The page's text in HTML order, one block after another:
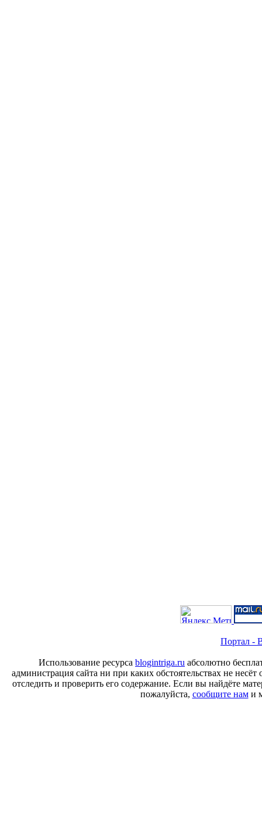
Портал -
Использование ресурса blogintriga.ru абсолютно
администрация сайта ни при каких обстоятельствах не
отследить и проверить его содержание. Если вы найдёте
пожалуйста, сообщите нами